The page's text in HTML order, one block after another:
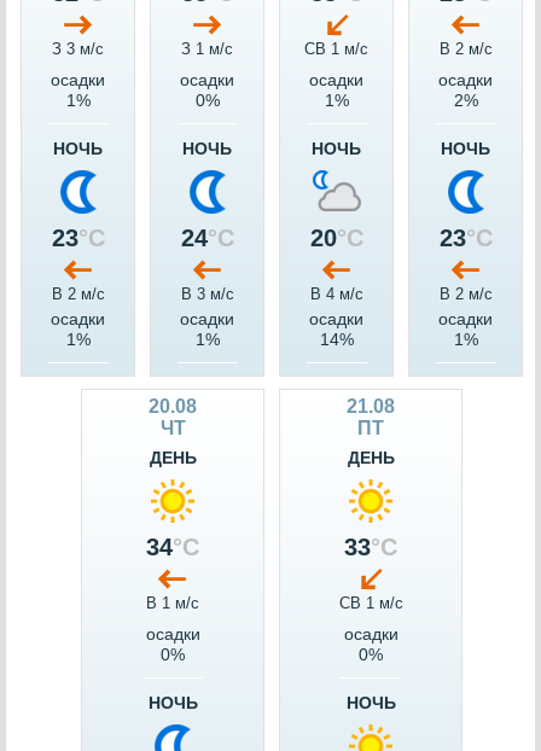
З 3 м/c
осадки
1%
НОЧЬ
23°C
В 2 м/c
осадки
1%
З 1 м/c
осадки
0%
НОЧЬ
24°C
В 3 м/c
осадки
1%
СВ 1 м/c
осадки
1%
НОЧЬ
20°C
В 4 м/c
осадки
14%
В 2 м/c
осадки
2%
НОЧЬ
23°C
В 2 м/c
осадки
1%
20.08
ЧТ
ДЕНЬ
34°C
В 1 м/c
осадки
0%
НОЧЬ
21.08
ПТ
ДЕНЬ
33°C
СВ 1 м/c
осадки
0%
НОЧЬ